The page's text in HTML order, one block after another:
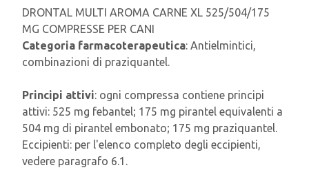
DRONTAL MULTI AROMA CARNE XL 525/504/175
MG COMPRESSE PER CANI
Categoria farmacoterapeutica: Antielmintici,
combinazioni di praziquantel.
Principi attivi: ogni compressa contiene principi
attivi: 525 mg febantel; 175 mg pirantel equivalenti a
504 mg di pirantel embonato; 175 mg praziquantel.
Eccipienti: per l'elenco completo degli eccipienti,
vedere paragrafo 6.1.